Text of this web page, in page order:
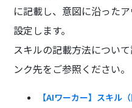
に記載し、意図に沿った
設定します。
スキルの記載方法につい
ンク先をご参照ください。
【AIワーカー】スキル